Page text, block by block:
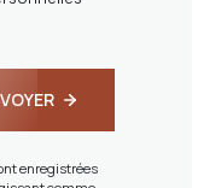
enregistrées